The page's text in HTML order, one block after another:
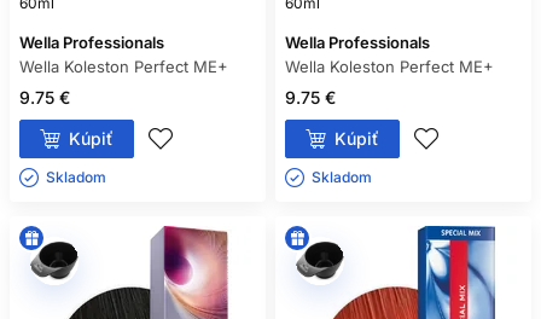
Wella Professionals
Wella Koleston Perfect ME+
9.75 €
Kúpiť
Skladom ㅤ
Wella Professionals
Wella Koleston Perfect ME+
9.75 €
Kúpiť
Skladom ㅤ